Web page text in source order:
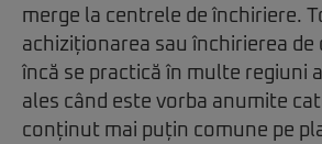
merge la centrele de închiriere.
achiziționarea sau închirierea de
încă se practică în multe regiuni
ales când este vorba anumite
conținut mai puțin comune pe